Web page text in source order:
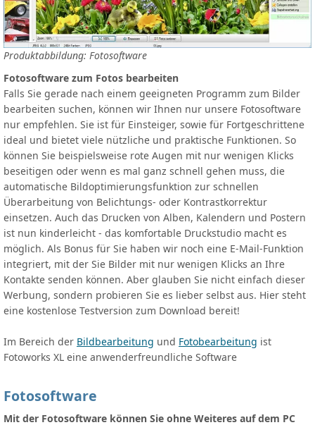
Produktabbildung: Fotosoftware
Fotosoftware zum Fotos bearbeiten
Falls Sie gerade nach einem geeigneten Programm zum Bilder
bearbeiten suchen, können wir Ihnen nur unsere Fotosoftware
nur empfehlen. Sie ist für Einsteiger, sowie für Fortgeschrittene
ideal und bietet viele nützliche und praktische Funktionen. So
können Sie beispielsweise rote Augen mit nur wenigen Klicks
beseitigen oder wenn es mal ganz schnell gehen muss, die
automatische Bildoptimierungsfunktion zur schnellen
Überarbeitung von Belichtungs- oder Kontrastkorrektur
einsetzen. Auch das Drucken von Alben, Kalendern und Postern
ist nun kinderleicht - das komfortable Druckstudio macht es
möglich. Als Bonus für Sie haben wir noch eine E-Mail-Funktion
integriert, mit der Sie Bilder mit nur wenigen Klicks an Ihre
Kontakte senden können. Aber glauben Sie nicht einfach dieser
Werbung, sondern probieren Sie es lieber selbst aus. Hier steht
eine kostenlose Testversion zum Download bereit!
Im Bereich der Bildbearbeitung und Fotobearbeitung ist
Fotoworks XL eine anwenderfreundliche Software
Fotosoftware
Mit der Fotosoftware können Sie ohne Weiteres auf dem PC